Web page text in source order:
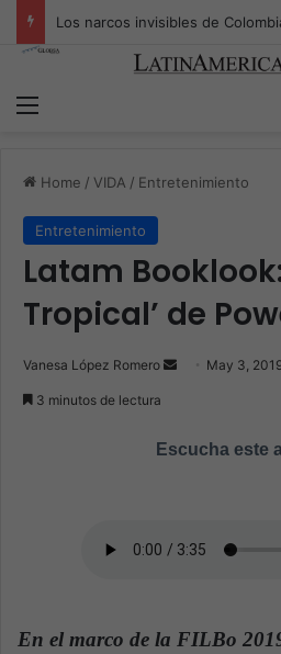
Home / VIDA / Entretenimiento
Entretenimiento
Latam
Tropical’ de
Vanesa López Romero
d
m
l
May 3,
3 minutos de lectura
Escucha este
En el marco de la FILBo